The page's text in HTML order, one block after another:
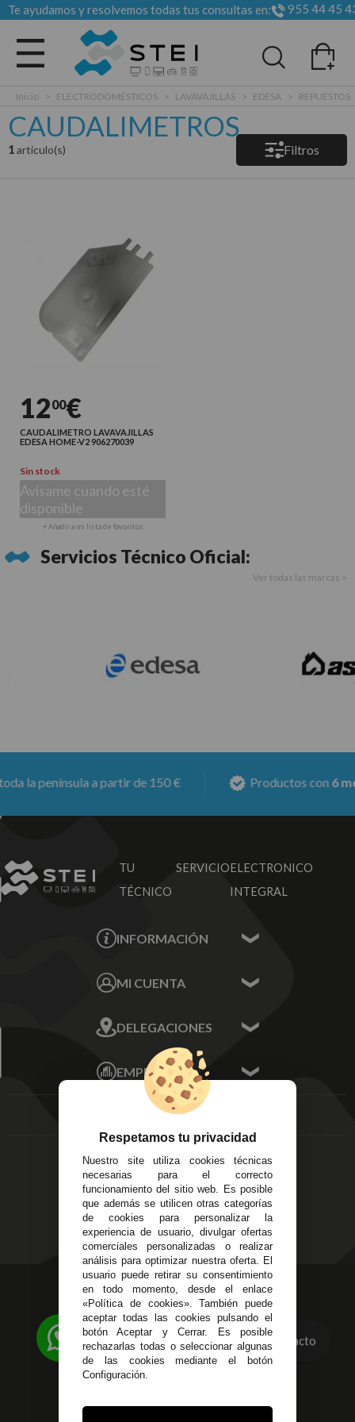
Te ayudamos y resolvemos todas tus consultas en: 955 44 45
Todas las categorias
Inicio > ELECTRODOMÉSTICOS > LAVAVAJILLAS > EDESA > REPUESTOS
CAUDALIMETROS
1articulo(s) Filtros
1200€
CAUDALIMETRO LAVAVAJILLAS
EDESA HOME-V2 906270039
Sin stock
Avísame cuando esté
disponible
+ Añadir a mi lista de favoritos
Servicios Técnico Oficial:
Ver todas las marcas >
la península a partir de 150 € Productos con6
TU SERVICIO
TÉCNICO
ELECTRONICO
INTEGRAL
INFORMACIÓN
Sobre nosotros
MI CUENTA
Mis Direcciones
Mis Pedidos
Mis favoritos
FAQ's
DELEGACIONES
Écija - Sevilla
Av. Plaza de Toros.
Local 3
Córdoba
14
Alzira - Valencia
C/ Esplugues, 135
EMPRESA
Aviso Legal
Devoluciones
Política de Privacidad
Pago Seguro
Terminos y
Condiciones Generales
Políticas de Cookies
623 23 31 98
Atendemos Whatsapp
955 44 45 43/955 44 45 44
info@steielectronica.com
Avenida Plaza de Toros,
Contacto
Respetamos tu privacidad
Nuestro site utiliza cookies técnicas
necesarias para el correcto
funcionamiento del sitio web. Es posible
que además se utilicen otras categorías
de cookies para personalizar la
experiencia de usuario, divulgar ofertas
comerciales personalizadas o realizar
análisis para optimizar nuestra oferta. El
usuario puede retirar su consentimiento
en todo momento, desde el enlace
«Política de cookies». También puede
aceptar todas las cookies pulsando el
botón Aceptar y Cerrar. Es posible
rechazarlas todas o seleccionar algunas
de las cookies mediante el botón
Configuración.